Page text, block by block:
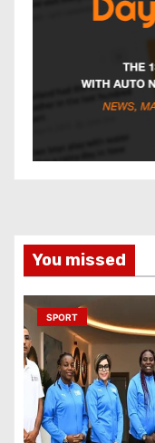
You missed
SPORT